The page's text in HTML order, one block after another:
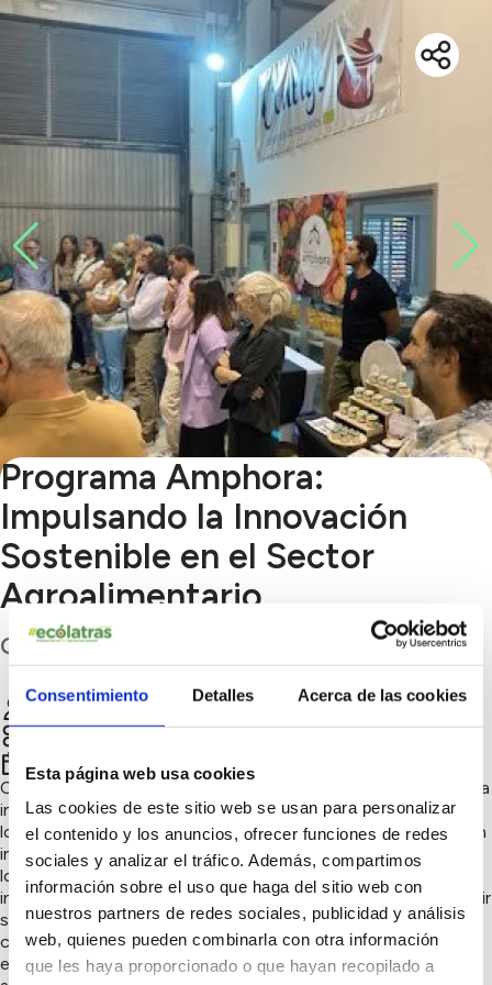
Consentimiento Detalles Acerca de las cookies
Esta página web usa cookies
Las cookies de este sitio web se usan para personalizar
el contenido y los anuncios, ofrecer funciones de redes
sociales y analizar el tráfico. Además, compartimos
información sobre el uso que haga del sitio web con
nuestros partners de redes sociales, publicidad y análisis
web, quienes pueden combinarla con otra información
que les haya proporcionado o que hayan recopilado a
Programa Amphora:
Impulsando la Innovación
Sostenible en el Sector
Agroalimentario
Cádiz
CA CONTIGO SCA
Chatear
4º trimestre 2024
Conservas Contigo lanza el
, una iniciativa
innovadora que busca fortalecer el sector agroalimentario
local mediante un modelo de obrador compartido y formación
integral para empresas emergentes. Este programa ofrece a
los nuevos proyectos la oportunidad de utilizar las
instalaciones de Conservas Contigo para desarrollar y producir
sus propias conservas, impulsando la sostenibilidad y el
crecimiento en el sector. A través de mentorías
especializadas, formación estratégica en sostenibilidad, y